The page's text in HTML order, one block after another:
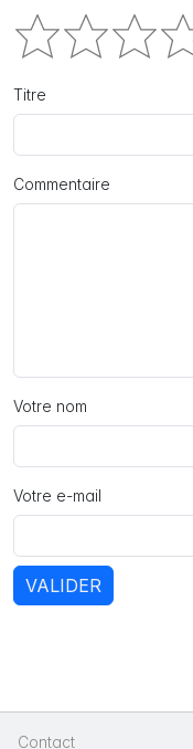
Titre
Commentaire
Votre nom
Votre e-mail
VALIDER
Contact